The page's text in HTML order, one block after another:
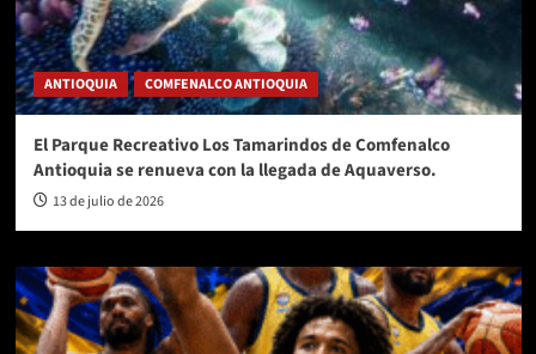
ANTIOQUIA COMFENALCO ANTIOQUIA
El Parque Recreativo Los Tamarindos de Comfenalco
Antioquia se renueva con la llegada de Aquaverso.
13 de julio de 2026